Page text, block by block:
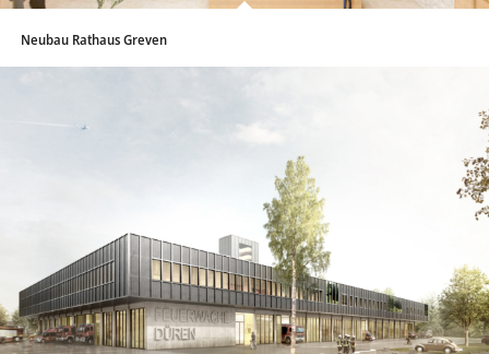
Neubau Rathaus Greven